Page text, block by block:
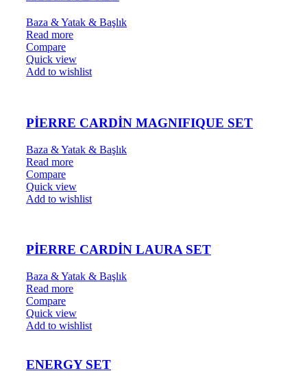
Baza & Yatak & Başlık
Read more
Compare
Quick view
Add to wishlist
PİERRE CARDİN MAGNIFIQUE SET
Baza & Yatak & Başlık
Read more
Compare
Quick view
Add to wishlist
PİERRE CARDİN LAURA SET
Baza & Yatak & Başlık
Read more
Compare
Quick view
Add to wishlist
ENERGY SET